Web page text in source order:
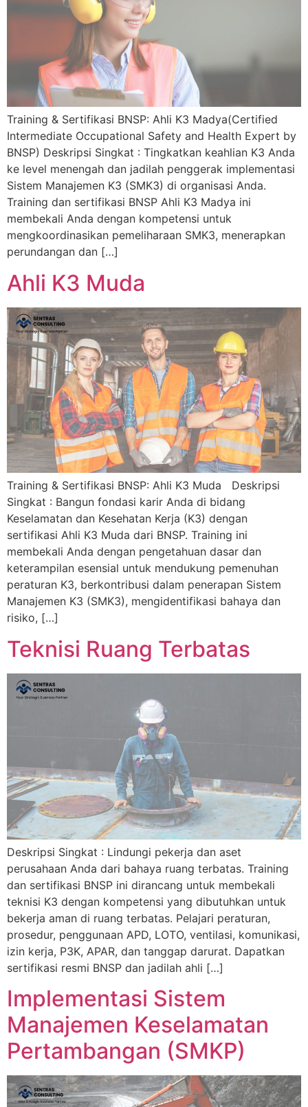
Training & Sertifikasi BNSP: Ahli K3 Madya(Certified
Intermediate Occupational Safety and Health Expert by
BNSP) Deskripsi Singkat : Tingkatkan keahlian K3 Anda
ke level menengah dan jadilah penggerak implementasi
Sistem Manajemen K3 (SMK3) di organisasi Anda.
Training dan sertifikasi BNSP Ahli K3 Madya ini
membekali Anda dengan kompetensi untuk
mengkoordinasikan pemeliharaan SMK3, menerapkan
perundangan dan […]
Ahli K3 Muda
Training & Sertifikasi BNSP: Ahli K3 Muda Deskripsi
Singkat : Bangun fondasi karir Anda di bidang
Keselamatan dan Kesehatan Kerja (K3) dengan
sertifikasi Ahli K3 Muda dari BNSP. Training ini
membekali Anda dengan pengetahuan dasar dan
keterampilan esensial untuk mendukung pemenuhan
peraturan K3, berkontribusi dalam penerapan Sistem
Manajemen K3 (SMK3), mengidentifikasi bahaya dan
risiko, […]
Teknisi Ruang Terbatas
Deskripsi Singkat : Lindungi pekerja dan aset
perusahaan Anda dari bahaya ruang terbatas. Training
dan sertifikasi BNSP ini dirancang untuk membekali
teknisi K3 dengan kompetensi yang dibutuhkan untuk
bekerja aman di ruang terbatas. Pelajari peraturan,
prosedur, penggunaan APD, LOTO, ventilasi, komunikasi,
izin kerja, P3K, APAR, dan tanggap darurat. Dapatkan
sertifikasi resmi BNSP dan jadilah ahli […]
Implementasi Sistem
Manajemen Keselamatan
Pertambangan (SMKP)